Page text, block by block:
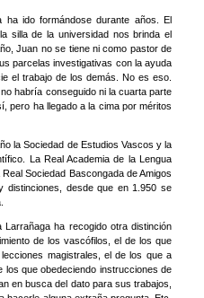
ha ido formándose durante años. El
silla de la universidad nos brinda el
Juan no se tiene ni como pastor de
parcelas investigativas con la ayuda
el trabajo de los demás. No es eso.
habría conseguido ni la cuarta parte
pero ha llegado a la cima por méritos
la Sociedad de Estudios Vascos y la
La Real Academia de la Lengua
Sociedad Bascongada de Amigos
distinciones, desde que en 1.950 se
ha recogido otra distinción
de los vascófilos, el de los que
magistrales, el de los que a
que obedeciendo instrucciones de
en busca del dato para sus trabajos,